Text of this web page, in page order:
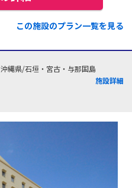
この施設のプラン一覧を見る
沖縄県/石垣・宮古・与那国島
施設詳細